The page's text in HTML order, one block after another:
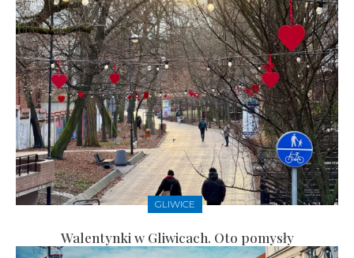
GLIWICE
Walentynki w Gliwicach. Oto pomysły